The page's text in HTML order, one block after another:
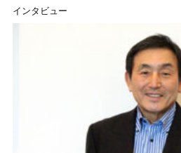
インタビュー